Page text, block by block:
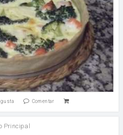
gusta Comentar
Principal